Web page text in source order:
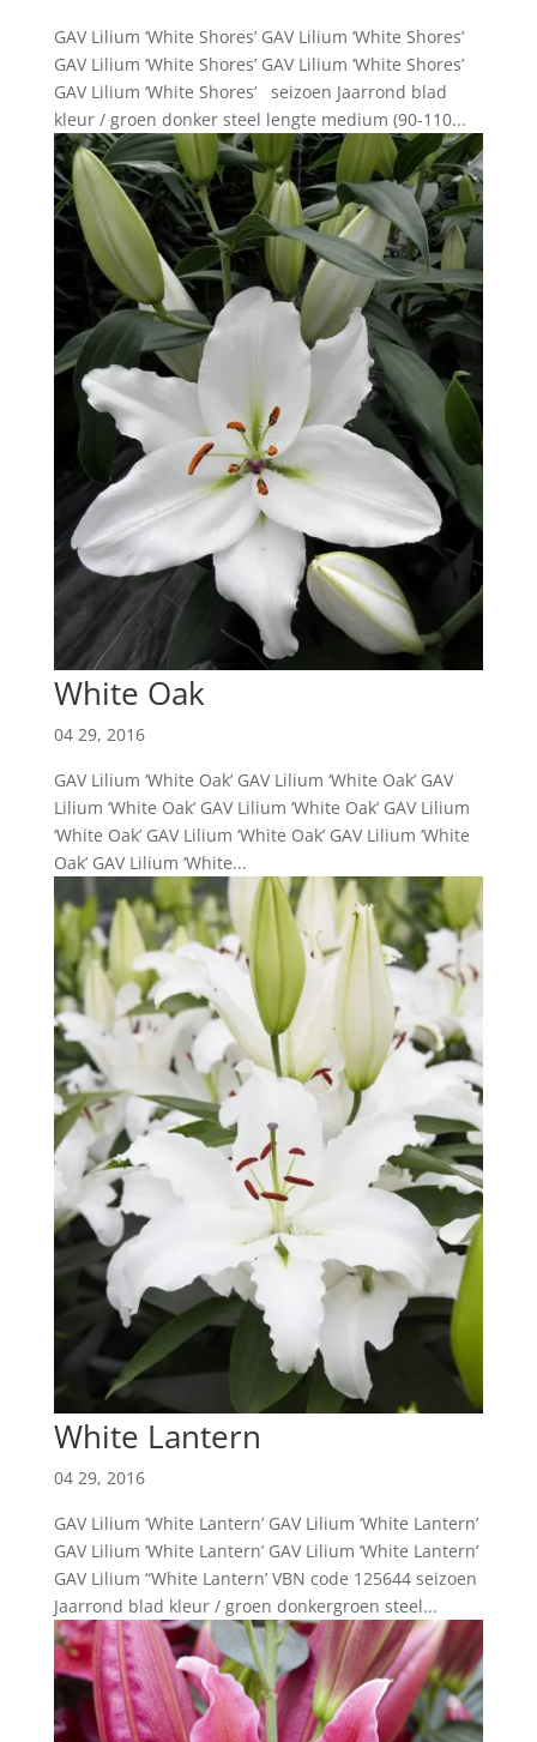
GAV Lilium ‘White Shores’ GAV Lilium ‘White Shores’
GAV Lilium ‘White Shores’ GAV Lilium ‘White Shores’
GAV Lilium ‘White Shores’ seizoen Jaarrond blad
kleur / groen donker steel lengte medium (90-110...
White Oak
04 29, 2016
GAV Lilium ‘White Oak’ GAV Lilium ‘White Oak’ GAV
Lilium ‘White Oak’ GAV Lilium ‘White Oak’ GAV Lilium
‘White Oak’ GAV Lilium ‘White Oak’ GAV Lilium ‘White
Oak’ GAV Lilium ‘White...
White Lantern
04 29, 2016
GAV Lilium ‘White Lantern’ GAV Lilium ‘White Lantern’
GAV Lilium ‘White Lantern’ GAV Lilium ‘White Lantern’
GAV Lilium “White Lantern’ VBN code 125644 seizoen
Jaarrond blad kleur / groen donkergroen steel...